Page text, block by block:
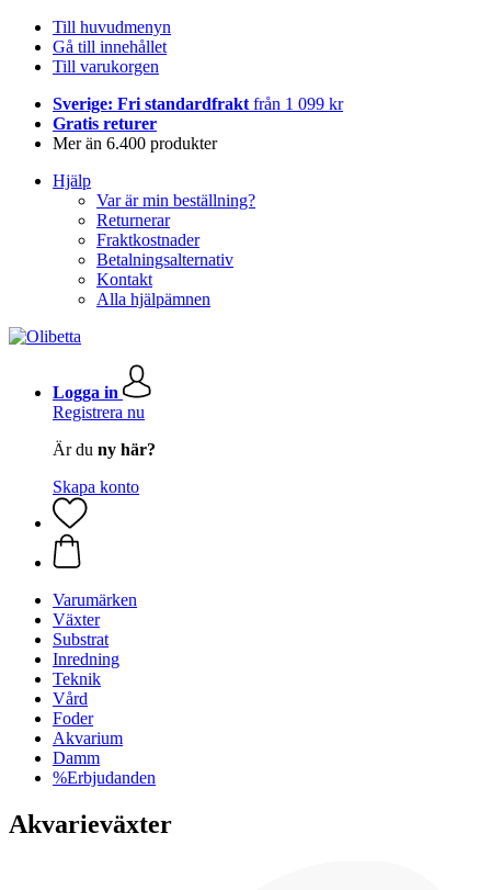
Till huvudmenyn
Gå till innehållet
Till varukorgen
Sverige: Fri standardfrakt från 1 099 kr
Gratis returer
Mer än 6.400 produkter
Hjälp
Var är min beställning?
Returnerar
Fraktkostnader
Betalningsalternativ
Kontakt
Alla hjälpämnen
Logga in
Registrera nu
Är du ny här?
Skapa konto
Varumärken
Växter
Substrat
Inredning
Teknik
Vård
Foder
Akvarium
Damm
%Erbjudanden
Akvarieväxter